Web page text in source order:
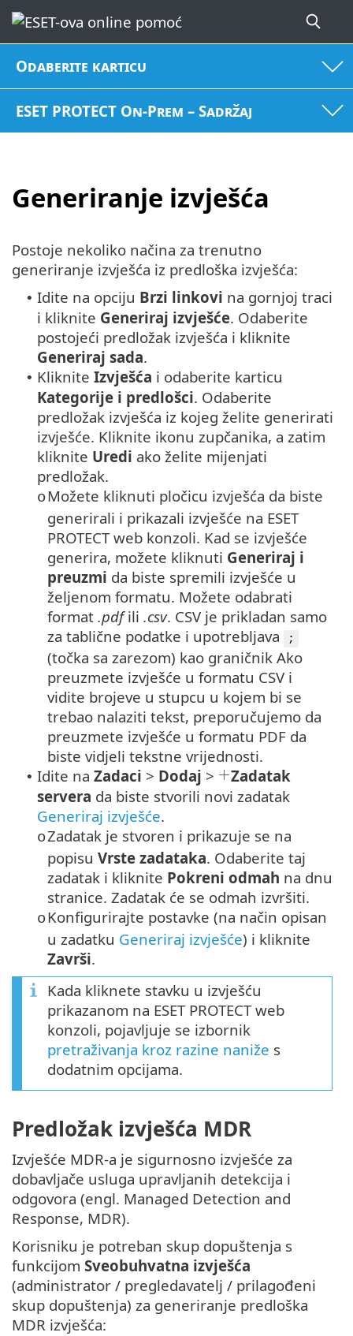
Odaberite karticu
ESET PROTECT On-Prem – Sadržaj
Generiranje izvješća
Postoje nekoliko načina za trenutno
generiranje izvješća iz predloška izvješća:
• Idite na opciju Brzi linkovi na gornjoj traci
i kliknite Generiraj izvješće. Odaberite
postojeći predložak izvješća i kliknite
Generiraj sada.
• Kliknite Izvješća i odaberite karticu
Kategorije i predlošci. Odaberite
predložak izvješća iz kojeg želite generirati
izvješće. Kliknite ikonu zupčanika, a zatim
kliknite Uredi ako želite mijenjati
predložak.
oMožete kliknuti pločicu izvješća da biste
generirali i prikazali izvješće na ESET
PROTECT web konzoli. Kad se izvješće
generira, možete kliknuti Generiraj i
preuzmi da biste spremili izvješće u
željenom formatu. Možete odabrati
format .pdfili .csv. CSV je prikladan samo
za tablične podatke i upotrebljava
;
(točka sa zarezom) kao graničnik Ako
preuzmete izvješće u formatu CSV i
vidite brojeve u stupcu u kojem bi se
trebao nalaziti tekst, preporučujemo da
preuzmete izvješće u formatu PDF da
biste vidjeli tekstne vrijednosti.
• Idite na Zadaci > Dodaj >
Zadatak
servera da biste stvorili novi zadatak
Generiraj izvješće.
oZadatak je stvoren i prikazuje se na
popisu Vrste zadataka. Odaberite taj
zadatak i kliknite Pokreni odmah na dnu
stranice. Zadatak će se odmah izvršiti.
oKonfigurirajte postavke (na način opisan
u zadatku Generiraj izvješće) i kliknite
Završi.
Kada kliknete stavku u izvješću
prikazanom na ESET PROTECT web
konzoli, pojavljuje se izbornik
pretraživanja kroz razine naniže s
dodatnim opcijama.
Predložak izvješća MDR
Izvješće MDR-a je sigurnosno izvješće za
dobavljače usluga upravljanih detekcija i
odgovora (engl. Managed Detection and
Response, MDR).
Korisniku je potreban skup dopuštenja s
funkcijom Sveobuhvatna izvješća
(administrator / pregledavatelj / prilagođeni
skup dopuštenja) za generiranje predloška
MDR izvješća: